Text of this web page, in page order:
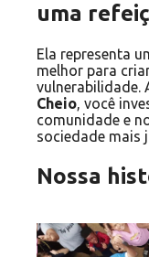
uma
Ela representa
melhor para
vulnerabilidade.
Cheio, você
comunidade e
sociedade mais
Nossa